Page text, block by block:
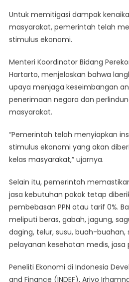
Untuk memitigasi dampak
masyarakat, pemerintah telah
stimulus ekonomi.
Menteri Koordinator Bidang
Hartarto, menjelaskan bahwa
upaya menjaga keseimbangan
penerimaan negara dan
masyarakat.
“Pemerintah telah menyiapkan
stimulus ekonomi yang akan
kelas masyarakat,” ujarnya.
Selain itu, pemerintah
jasa kebutuhan pokok tetap
pembebasan PPN atau tarif 0%.
meliputi beras, gabah, jagung,
daging, telur, susu, buah-buahan,
pelayanan kesehatan medis, jasa
Peneliti Ekonomi di Indonesia
and Finance (INDEF), Ariyo